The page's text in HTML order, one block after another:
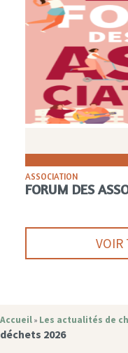
ASSOCIATION
FORUM DES
VOIR
Accueil » Les actualités de
déchets 2026